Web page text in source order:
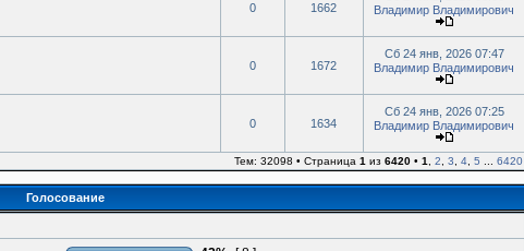
0 1662
Владимир Владимирович
0 1672
Сб 24 янв, 2026 07:47
Владимир Владимирович
0 1634
Сб 24 янв, 2026 07:25
Владимир Владимирович
Тем: 32098 • Страница 1 из 6420• 1 2 3 4, 5 6420
Голосование